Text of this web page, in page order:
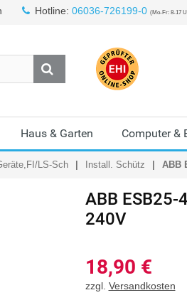
Hotline: 06036-726199-0 (Mo-Fr: 8-17
Haus & Garten Computer &
LS-Sch Install. Schütz ABB
ABB ESB25-
240V
18,90 €
zzgl. Versandkosten